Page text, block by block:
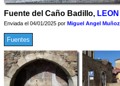
Fuente del Caño Badillo, LEON
Enviada el 04/01/2025 por Miguel Angel Muñoz
Fuentes